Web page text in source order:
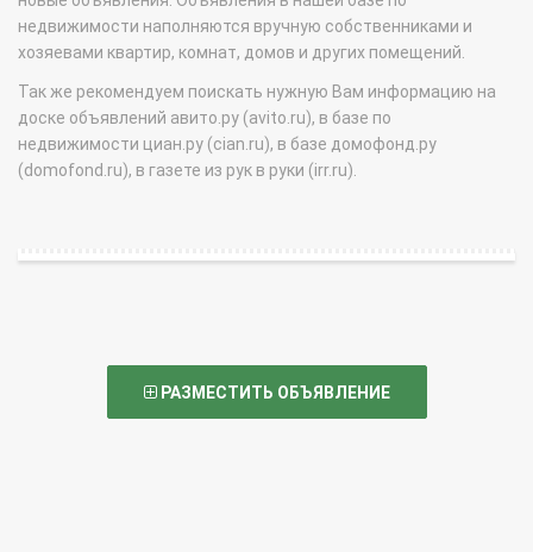
недвижимости наполняются вручную собственниками и
хозяевами квартир, комнат, домов и других помещений.
Так же рекомендуем поискать нужную Вам информацию на
доске объявлений авито.ру (avito.ru), в базе по
недвижимости циан.ру (cian.ru), в базе домофонд.ру
(domofond.ru), в газете из рук в руки (irr.ru).
РАЗМЕСТИТЬ ОБЪЯВЛЕНИЕ